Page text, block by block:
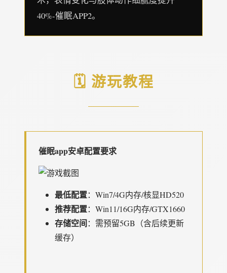
40%-催眠APP2。
🗓️ 游玩教程
催眠app安卓配置要求
​最低配置​​：Win7/4G内存/核显HD520
​推荐配置​​：Win11/16G内存/GTX1660
​存储空间​​：需预留5GB（含后续更新
缓存）